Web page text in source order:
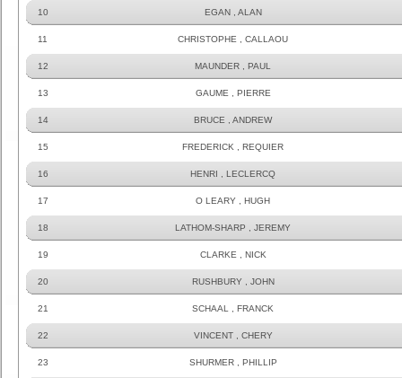
10 EGAN , ALAN
11 CHRISTOPHE , CALLAOU
12 MAUNDER , PAUL
13 GAUME , PIERRE
14 BRUCE , ANDREW
15 FREDERICK , REQUIER
16 HENRI , LECLERCQ
17 O LEARY , HUGH
18 LATHOM-SHARP , JEREMY
19 CLARKE , NICK
20 RUSHBURY , JOHN
21 SCHAAL , FRANCK
22 VINCENT , CHERY
23 SHURMER , PHILLIP